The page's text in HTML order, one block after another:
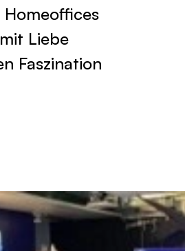
Liebe
Faszination